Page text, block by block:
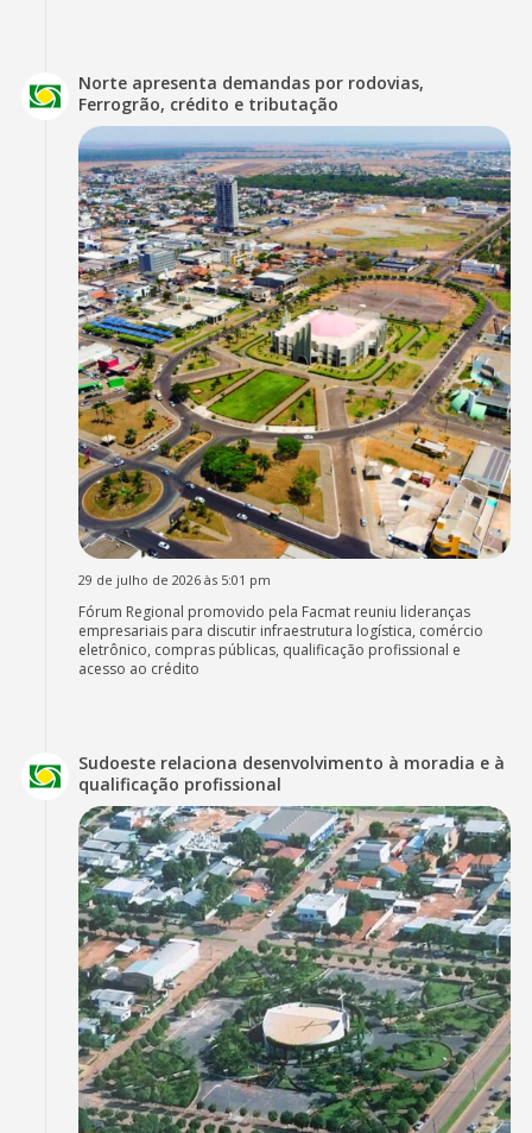
Norte apresenta demandas por rodovias,
Ferrogrão, crédito e tributação
29 de julho de 2026 às 5:01 pm
Fórum Regional promovido pela Facmat reuniu lideranças
empresariais para discutir infraestrutura logística, comércio
eletrônico, compras públicas, qualificação profissional e
acesso ao crédito
Sudoeste relaciona desenvolvimento à moradia e à
qualificação profissional